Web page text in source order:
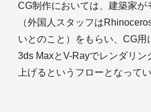
CG制作においては、建築家が
（外国人スタッフは
いとのこと）をもらい、CG用
3ds MaxとV-Rayでレンダリン
上げるというフローとなってい